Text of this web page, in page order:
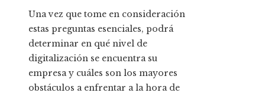
Una vez que tome en consideración
estas preguntas esenciales, podrá
determinar en qué nivel de
digitalización se encuentra su
empresa y cuáles son los mayores
obstáculos a enfrentar a la hora de